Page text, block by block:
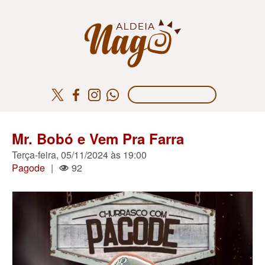
Mr. Bobó e Vem Pra Farra
Terça-feira, 05/11/2024 às 19:00
Pagode | 92